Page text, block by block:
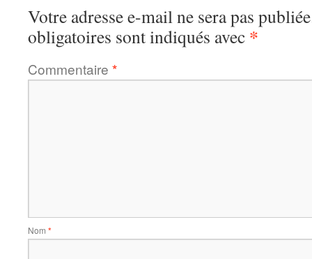
Votre adresse e-mail ne sera pas
obligatoires sont indiqués avec *
Commentaire *
Nom *